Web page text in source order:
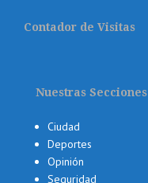
Contador de Visitas
Nuestras Secciones
Ciudad
Deportes
Opinión
Seguridad